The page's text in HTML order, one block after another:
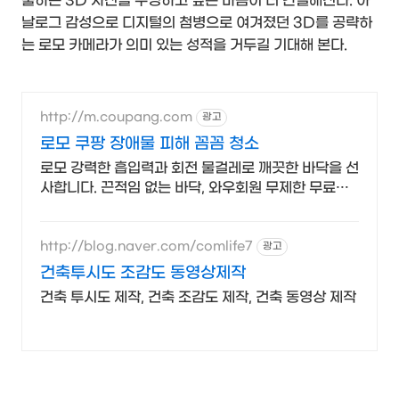
날로그 감성으로 디지털의 첨병으로 여겨졌던 3D를 공략하
는 로모 카메라가 의미 있는 성적을 거두길 기대해 본다.
http://m.coupang.com 광고
로모 쿠팡 장애물 피해 꼼꼼 청소
로모 강력한 흡입력과 회전 물걸레로 깨끗한 바닥을 선
사합니다. 끈적임 없는 바닥, 와우회원 무제한 무료배
http://blog.naver.com/comlife7 광고
건축투시도 조감도 동영상제작
건축 투시도 제작, 건축 조감도 제작, 건축 동영상 제작